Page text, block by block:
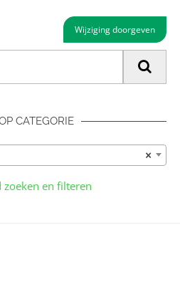
Wijziging doorgeven
CATEGORIE
×
zoeken en filteren